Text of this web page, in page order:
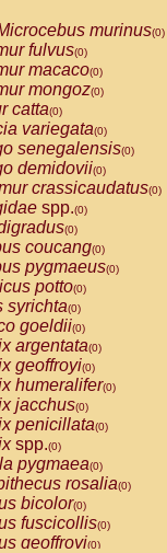
murinus(0)
fulvus(0)
macaco(0)
mongoz(0)
catta(0)
variegata(0)
senegalensis(0)
demidovii(0)
crassicaudatus(0)
spp.(0)
(0)
coucang(0)
pygmaeus(0)
potto(0)
syrichta(0)
goeldii(0)
argentata(0)
geoffroyi(0)
humeralifer(0)
jacchus(0)
penicillata(0)
spp.(0)
pygmaea(0)
rosalia(0)
bicolor(0)
fuscicollis(0)
geoffroyi(0)